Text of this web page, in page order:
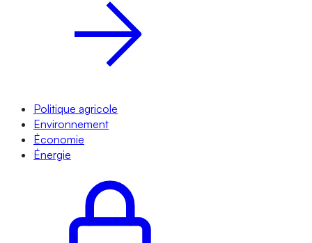
Politique agricole
Environnement
Économie
Énergie